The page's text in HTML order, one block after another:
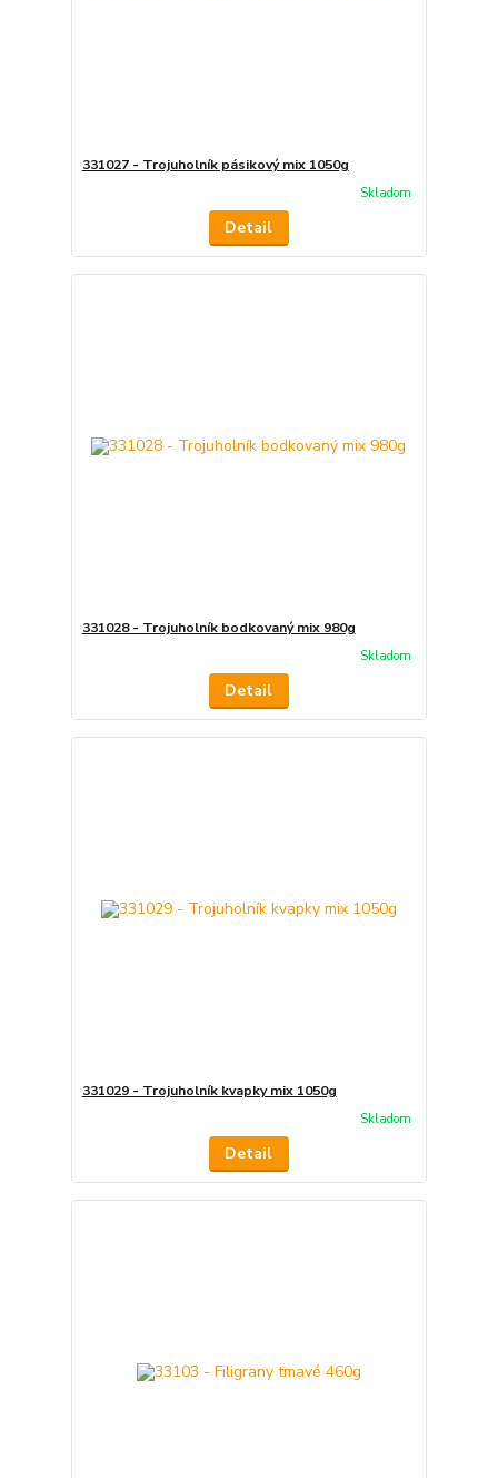
331027 - Trojuholník pásikový mix 1050g
Skladom
Detail
331028 - Trojuholník bodkovaný mix 980g
Skladom
Detail
331029 - Trojuholník kvapky mix 1050g
Skladom
Detail